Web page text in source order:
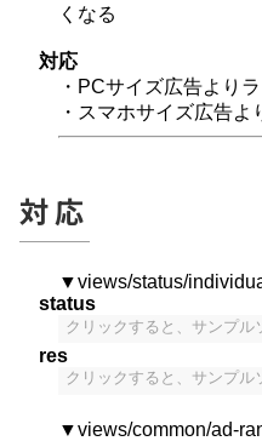
くなる
対応
・PCサイズ広告より
・スマホサイズ広告よ
対応
▼views/status/
status
クリックすると、サンプ
res
クリックすると、サンプ
▼views/common/ad-